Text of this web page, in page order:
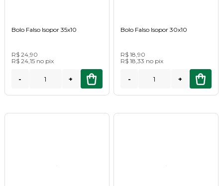
Bolo Falso Isopor 35x10
R$ 24,90
R$ 24,15 no pix
- +
Bolo Falso Isopor 30x10
R$ 18,90
R$ 18,33 no pix
- +